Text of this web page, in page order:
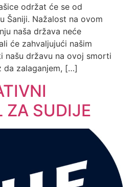
održat će se od
Šaniji. Nažalost na ovom
naša država neće
će zahvaljujući našim
našu državu na ovoj smorti
da zalaganjem, […]
ZA SUDIJE